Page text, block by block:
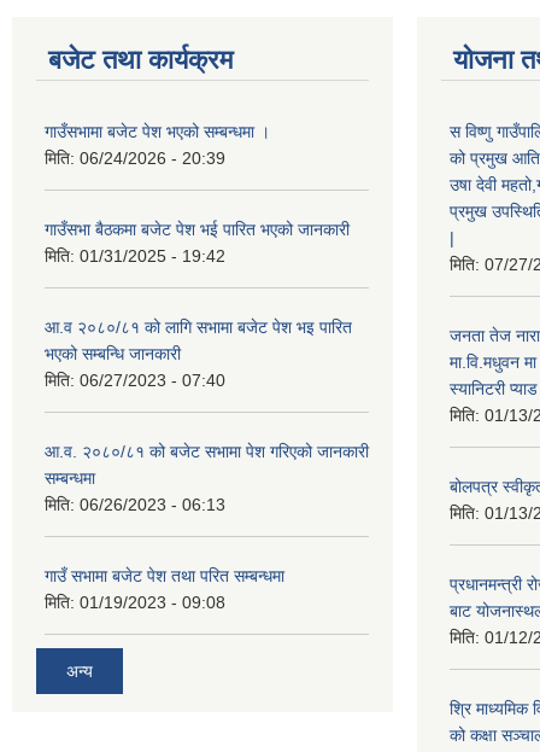
बजेट तथा कार्यक्रम
गाउँसभामा बजेट पेश भएको सम्बन्धमा ।
मिति: 06/24/2026 - 20:39
गाउँसभा बैठकमा बजेट पेश भई पारित भएको जानकारी
मिति: 01/31/2025 - 19:42
आ.व २०८०/८१ को लागि सभामा बजेट पेश भइ पारित
भएको सम्बन्धि जानकारी
मिति: 06/27/2023 - 07:40
आ.व. २०८०/८१ को बजेट सभामा पेश गरिएको जानकारी
सम्बन्धमा
मिति: 06/26/2023 - 06:13
गाउँ सभामा बजेट पेश तथा परित सम्बन्धमा
मिति: 01/19/2023 - 09:08
अन्य
योजना
स विष्णु
को प्रमुख
उषा देवी
प्रमुख
|
मिति: 07/27/
जनता तेज
मा.वि.मधुवन
स्यानिटरी
मिति: 01/13/
बोलपत्र
मिति: 01/13/
प्रधानमन्त्री
बाट
मिति: 01/12/
श्रि माध्यमिक
को कक्षा